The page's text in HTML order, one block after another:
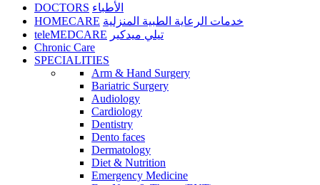
DOCTORS الأطباء
HOMECARE خدمات الرعاية الطبية المنزلية
teleMEDCARE تيلي ميدكير
Chronic Care
SPECIALITIES
Arm & Hand Surgery
Bariatric Surgery
Audiology
Cardiology
Dentistry
Dento faces
Dermatology
Diet & Nutrition
Emergency Medicine